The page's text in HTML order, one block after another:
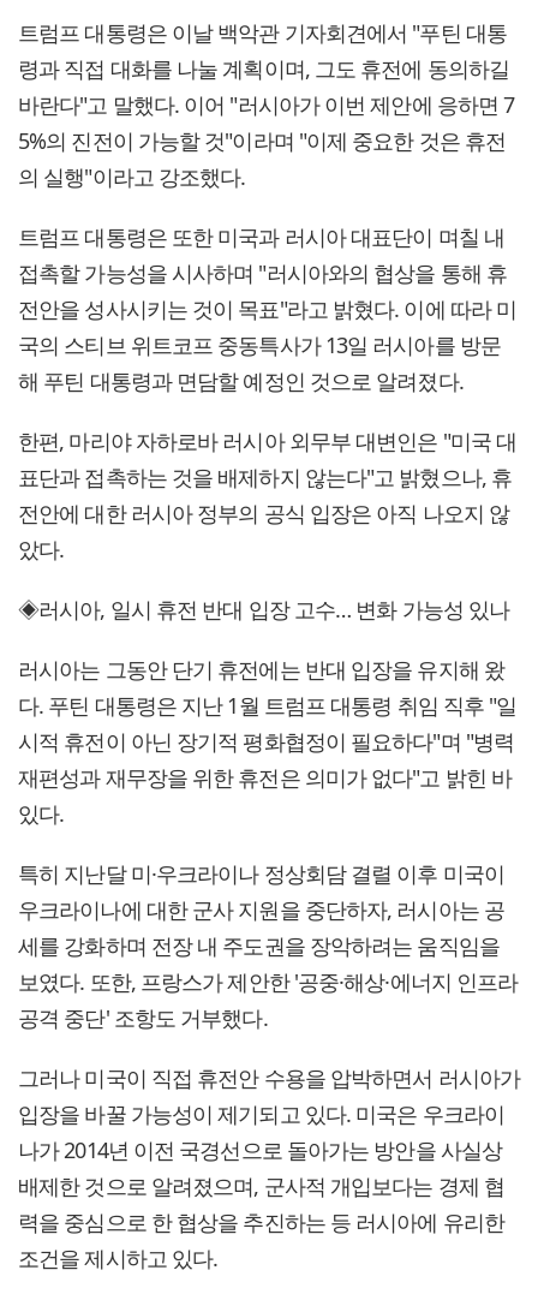
트럼프 대통령은 이날 백악관 기자회견에서 "푸틴 대통
령과 직접 대화를 나눌 계획이며, 그도 휴전에 동의하길
바란다"고 말했다. 이어 "러시아가 이번 제안에 응하면 7
5%의 진전이 가능할 것"이라며 "이제 중요한 것은 휴전
의 실행"이라고 강조했다.
트럼프 대통령은 또한 미국과 러시아 대표단이 며칠 내
접촉할 가능성을 시사하며 "러시아와의 협상을 통해 휴
전안을 성사시키는 것이 목표"라고 밝혔다. 이에 따라 미
국의 스티브 위트코프 중동특사가 13일 러시아를 방문
해 푸틴 대통령과 면담할 예정인 것으로 알려졌다.
한편, 마리야 자하로바 러시아 외무부 대변인은 "미국 대
표단과 접촉하는 것을 배제하지 않는다"고 밝혔으나, 휴
전안에 대한 러시아 정부의 공식 입장은 아직 나오지 않
았다.
◈러시아, 일시 휴전 반대 입장 고수… 변화 가능성 있나
러시아는 그동안 단기 휴전에는 반대 입장을 유지해 왔
다. 푸틴 대통령은 지난 1월 트럼프 대통령 취임 직후 "일
시적 휴전이 아닌 장기적 평화협정이 필요하다"며 "병력
재편성과 재무장을 위한 휴전은 의미가 없다"고 밝힌 바
있다.
특히 지난달 미·우크라이나 정상회담 결렬 이후 미국이
우크라이나에 대한 군사 지원을 중단하자, 러시아는 공
세를 강화하며 전장 내 주도권을 장악하려는 움직임을
보였다. 또한, 프랑스가 제안한 '공중·해상·에너지 인프라
공격 중단' 조항도 거부했다.
그러나 미국이 직접 휴전안 수용을 압박하면서 러시아가
입장을 바꿀 가능성이 제기되고 있다. 미국은 우크라이
나가 2014년 이전 국경선으로 돌아가는 방안을 사실상
배제한 것으로 알려졌으며, 군사적 개입보다는 경제 협
력을 중심으로 한 협상을 추진하는 등 러시아에 유리한
조건을 제시하고 있다.